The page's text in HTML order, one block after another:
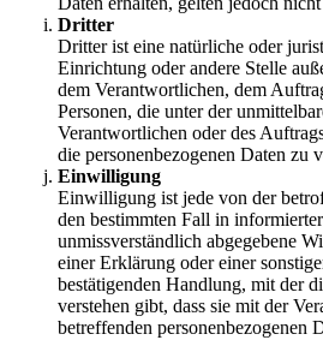
Dritter
Dritter ist eine natürliche oder
Einrichtung oder andere Stelle
dem Verantwortlichen, dem
Personen, die unter der
Verantwortlichen oder des
die personenbezogenen Daten zu
Einwilligung
Einwilligung ist jede von der
den bestimmten Fall in
unmissverständlich abgegebene
einer Erklärung oder einer
bestätigenden Handlung, mit der
verstehen gibt, dass sie mit der
betreffenden personenbezogenen